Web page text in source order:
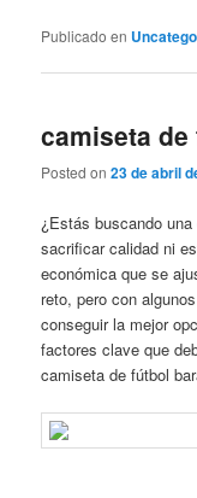
Publicado en
camiseta
Posted on23 de abril
¿Estás buscando una
sacrificar calidad ni
económica que se
reto, pero con
conseguir la mejor
factores clave que
camiseta de fútbol